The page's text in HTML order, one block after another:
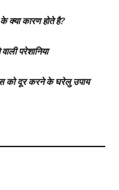
कारण होते है?
परेशानिया
को दूर करने के घरेलु उपाय